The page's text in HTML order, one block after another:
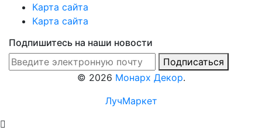
Карта сайта
Карта сайта
Подпишитесь на наши новости
Подписаться
© 2026 Монарх Декор.
ЛучМаркет